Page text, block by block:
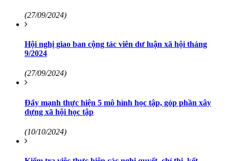
(27/09/2024)
Hội nghị giao ban cộng tác viên dư luận xã hội tháng
9/2024
(27/09/2024)
Đẩy mạnh thực hiện 5 mô hình học tập, góp phần xây
dựng xã hội học tập
(10/10/2024)